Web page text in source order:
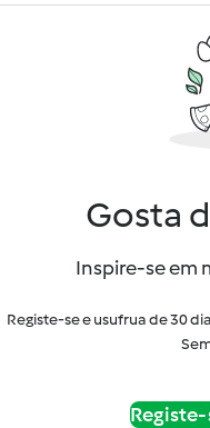
Gosta
Inspire-se em
Registe-se e usufrua de 30